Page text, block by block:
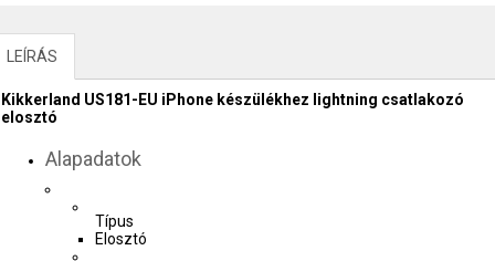
LEÍRÁS
Kikkerland US181-EU iPhone készülékhez lightning csatlakozó
elosztó
Alapadatok
Típus
Elosztó